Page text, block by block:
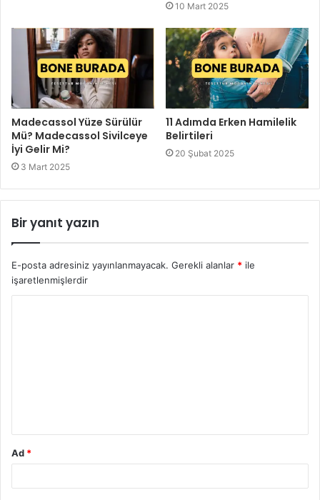
10 Mart 2025
Madecassol Yüze Sürülür
Mü? Madecassol Sivilceye
İyi Gelir Mi?
3 Mart 2025
11 Adımda Erken Hamilelik
Belirtileri
20 Şubat 2025
Bir yanıt yazın
E-posta adresiniz yayınlanmayacak. Gerekli alanlar * ile
işaretlenmişlerdir
Ad *